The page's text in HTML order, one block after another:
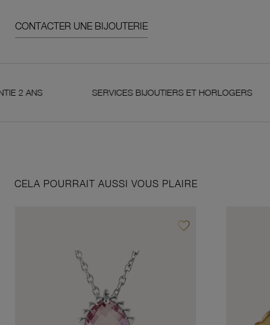
CONTACTER UNE BIJOUTERIE
SERVICES BIJOUTIERS ET HORLOGERS
CELA POURRAIT AUSSI VOUS PLAIRE
favorite_borderAjouter à vos favoris